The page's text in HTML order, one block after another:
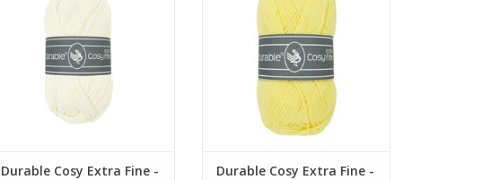
TOEVOEGEN AAN WINKELWAGEN
Durable Cosy Extra Fine -
TOEVOEGEN AAN WINKELWAGEN
Durable Cosy Extra Fine -